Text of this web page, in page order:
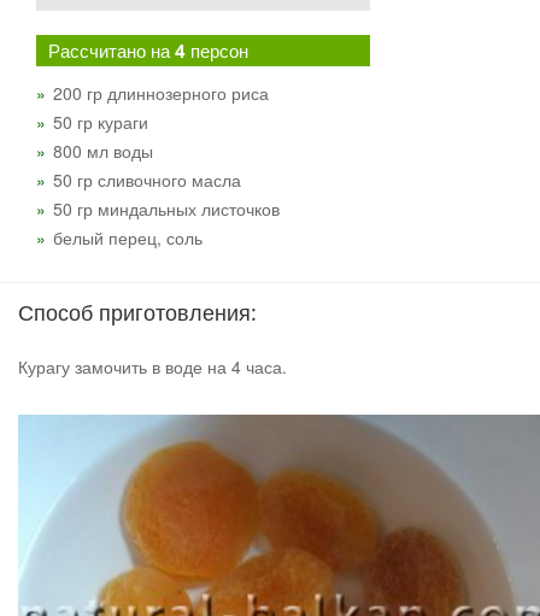
Рассчитано на 4 персон
200 гр длиннозерного риса
50 гр кураги
800 мл воды
50 гр сливочного масла
50 гр миндальных листочков
белый перец, соль
Способ приготовления:
Курагу замочить в воде на 4 часа.